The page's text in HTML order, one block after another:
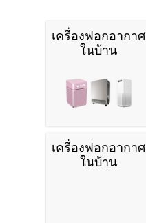
เครื่องฟอกอากาศ
ในบ้าน
เครื่องฟอกอากาศ
ในบ้าน